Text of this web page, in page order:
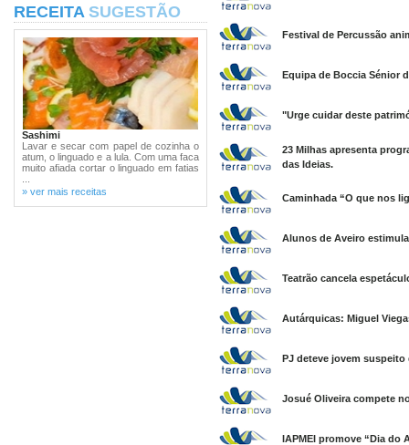
RECEITA SUGESTÃO
Sashimi
Lavar e secar com papel de cozinha o
atum, o linguado e a lula. Com uma faca
muito afiada cortar o linguado em fatias
» ver mais receitas
Festival de Percussão
Equipa de Boccia Sénior
"Urge cuidar deste
23 Milhas apresenta
das Ideias.
Caminhada “O que nos
Alunos de Aveiro
Teatrão cancela
Autárquicas: Miguel
PJ deteve jovem
Josué Oliveira compete
IAPMEI promove “Dia do